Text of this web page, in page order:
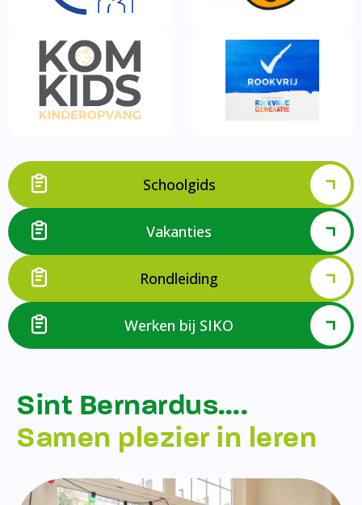
Schoolgids
Vakanties
Rondleiding
Werken bij SIKO
Sint Bernardus….
Samen plezier in leren